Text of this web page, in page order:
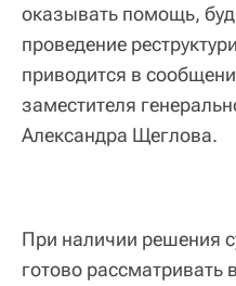
оказывать помощь,
проведение
приводится в
заместителя
Александра Щеглова.
При наличии решения
готово